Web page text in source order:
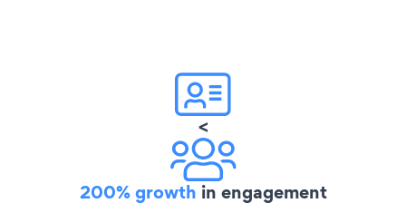
<
200% growth in engagement